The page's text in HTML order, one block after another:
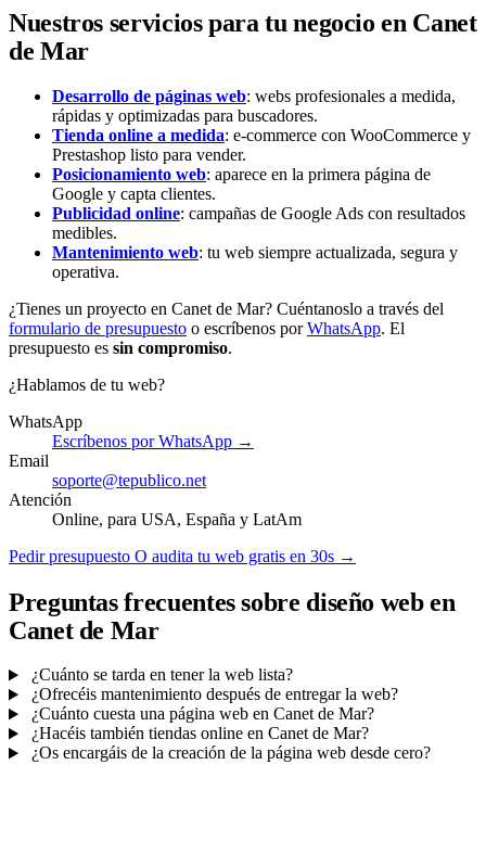
Nuestros servicios para tu negocio en Canet
de Mar
Desarrollo de páginas web: webs profesionales a medida,
rápidas y optimizadas para buscadores.
Tienda online a medida: e-commerce con WooCommerce y
Prestashop listo para vender.
Posicionamiento web: aparece en la primera página de
Google y capta clientes.
Publicidad online: campañas de Google Ads con resultados
medibles.
Mantenimiento web: tu web siempre actualizada, segura y
operativa.
¿Tienes un proyecto en Canet de Mar? Cuéntanoslo a través del
formulario de presupuesto o escríbenos porWhatsApp. El
presupuesto es sin compromiso.
¿Hablamos de tu web?
WhatsApp
Escríbenos por WhatsApp →
Email
soporte@tepublico.net
Atención
Online, para USA, España y LatAm
Pedir presupuesto O audita tu web gratis en 30s →
Preguntas frecuentes sobre diseño web en
Canet de Mar
¿Cuánto se tarda en tener la web lista?
¿Ofrecéis mantenimiento después de entregar la web?
¿Cuánto cuesta una página web en Canet de Mar?
¿Hacéis también tiendas online en Canet de Mar?
¿Os encargáis de la creación de la página web desde cero?